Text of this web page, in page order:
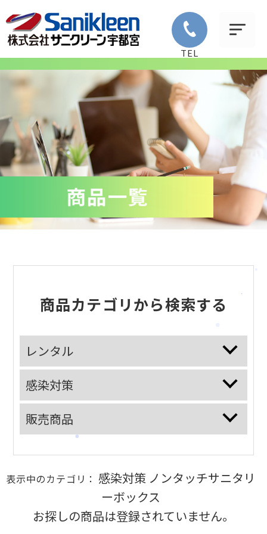
CSR活動
お知らせ
お問い合わせ
TEL
商品カテゴリから検索する
レンタル
感染対策
販売商品
表示中のカテゴリ： 感染対策 ノンタッチサニタリ
ーボックス
お探しの商品は登録されていません。